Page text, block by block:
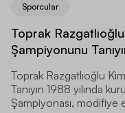
Sporcular
Toprak
Şampiyonunu
Toprak Razgatlıoğlu
Tanıyın 1988 yılında
Şampiyonası, modifiye